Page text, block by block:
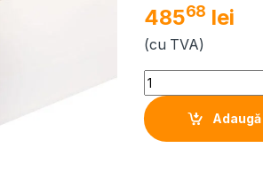
48568 lei
(cu TVA)
Quantity